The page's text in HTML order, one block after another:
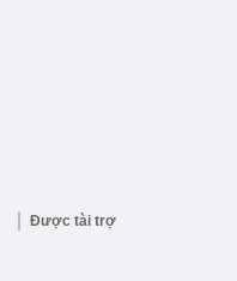
Được tài trợ